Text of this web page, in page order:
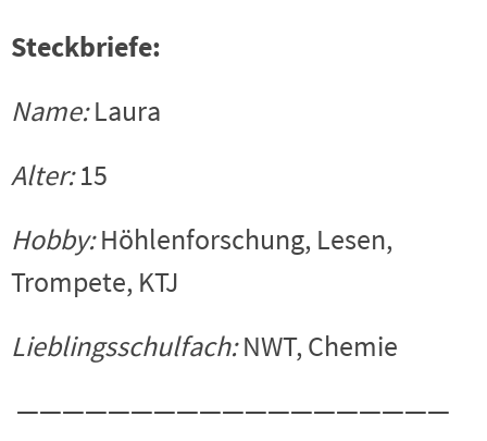
Steckbriefe:
Name:Laura
Alter:15
Hobby:Höhlenforschung, Lesen,
Trompete, KTJ
Lieblingsschulfach:NWT, Chemie
———————————————————